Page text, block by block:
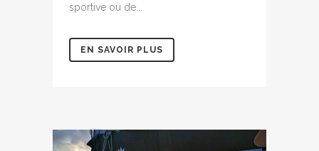
sportive ou de...
EN SAVOIR PLUS